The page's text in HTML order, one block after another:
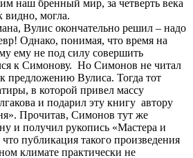
наш бренный мир, за четверть века
видно, могла.
Вулис окончательно решил – надо
Однако, понимая, что время на
ему не под силу совершить
к Симонову. Но Симонов не читал
предложению Вулиса. Тогда тот
в которой привел массу
и подарил эту книгу автору
Прочитав, Симонов тут же
и получил рукопись «Мастера и
публикация такого произведения
климате практически не